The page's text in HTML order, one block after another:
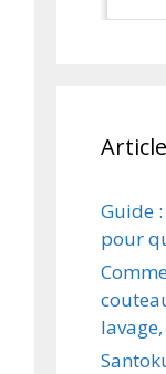
Guide
pour